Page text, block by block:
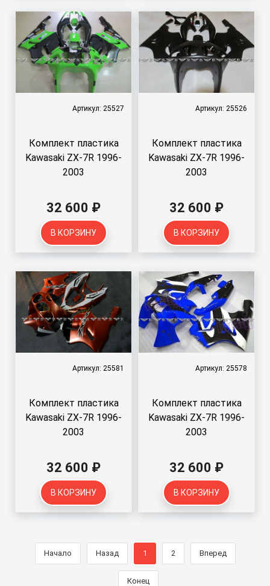
Артикул: 25527
Комплект пластика
Kawasaki ZX-7R 1996-
2003
32 600 ₽
В КОРЗИНУ
Артикул: 25526
Комплект пластика
Kawasaki ZX-7R 1996-
2003
32 600 ₽
В КОРЗИНУ
Артикул: 25581
Комплект пластика
Kawasaki ZX-7R 1996-
2003
32 600 ₽
В КОРЗИНУ
Артикул: 25578
Комплект пластика
Kawasaki ZX-7R 1996-
2003
32 600 ₽
В КОРЗИНУ
Начало Назад 1 2 Вперед
Конец